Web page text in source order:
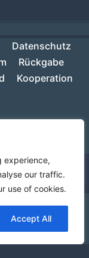
experience,
our traffic.
use of cookies.
Accept All
Bestellung
Verwerfen
Datenschutz
Rückgabe
Kooperation
Sprache